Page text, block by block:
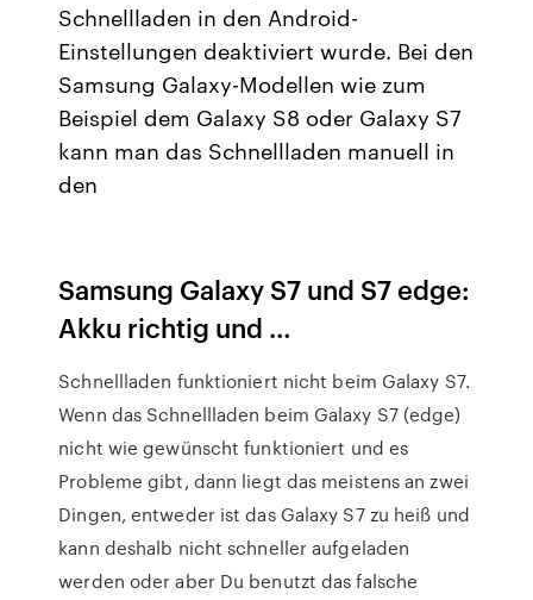
Schnellladen in den Android-
Einstellungen deaktiviert wurde. Bei den
Samsung Galaxy-Modellen wie zum
Beispiel dem Galaxy S8 oder Galaxy S7
kann man das Schnellladen manuell in
den
Samsung Galaxy S7 und S7 edge:
Akku richtig und …
Schnellladen funktioniert nicht beim Galaxy S7.
Wenn das Schnellladen beim Galaxy S7 (edge)
nicht wie gewünscht funktioniert und es
Probleme gibt, dann liegt das meistens an zwei
Dingen, entweder ist das Galaxy S7 zu heiß und
kann deshalb nicht schneller aufgeladen
werden oder aber Du benutzt das falsche